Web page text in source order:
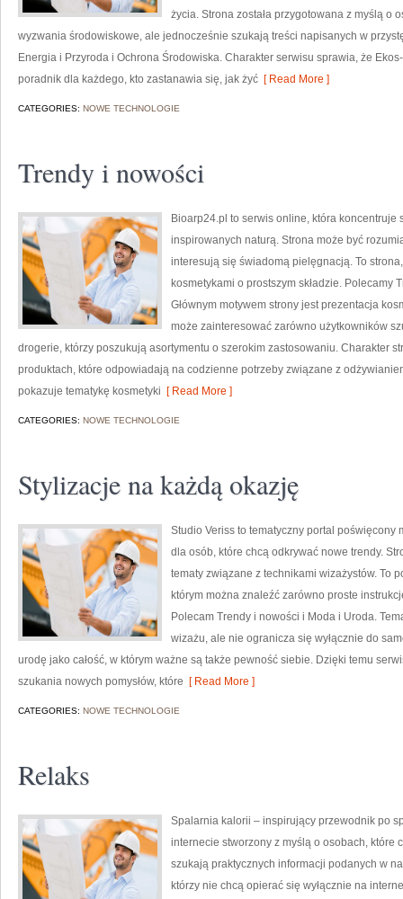
życia. Strona została przygotowana z myślą o
wyzwania środowiskowe, ale jednocześnie szukają treści napisanych w
Energia i Przyroda i Ochrona Środowiska. Charakter serwisu sprawia, że
poradnik dla każdego, kto zastanawia się, jak żyć [ Read More ]
CATEGORIES: NOWE TECHNOLOGIE
Trendy i nowości
Bioarp24.pl to serwis online, która koncentruje
inspirowanych naturą. Strona może być
interesują się świadomą pielęgnacją. To
kosmetykami o prostszym składzie. Polecamy
Głównym motywem strony jest prezentacja
może zainteresować zarówno użytkowników
drogerie, którzy poszukują asortymentu o szerokim zastosowaniu. Charakter
produktach, które odpowiadają na codzienne potrzeby związane z
pokazuje tematykę kosmetyki [ Read More ]
CATEGORIES: NOWE TECHNOLOGIE
Stylizacje na każdą okazję
Studio Veriss to tematyczny portal
dla osób, które chcą odkrywać nowe trendy.
tematy związane z technikami wizażystów. To
którym można znaleźć zarówno proste
Polecam Trendy i nowości i Moda i Uroda.
wizażu, ale nie ogranicza się wyłącznie do
urodę jako całość, w którym ważne są także pewność siebie. Dzięki temu
szukania nowych pomysłów, które [ Read More ]
CATEGORIES: NOWE TECHNOLOGIE
Relaks
Spalarnia kalorii – inspirujący przewodnik po
internecie stworzony z myślą o osobach, które
szukają praktycznych informacji podanych w
którzy nie chcą opierać się wyłącznie na